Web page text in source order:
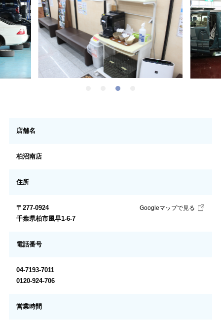
店舗名
柏沼南店
住所
〒277-0924
千葉県柏市風早1-6-7
Googleマップで見る
電話番号
04-7193-7011
0120-924-706
営業時間